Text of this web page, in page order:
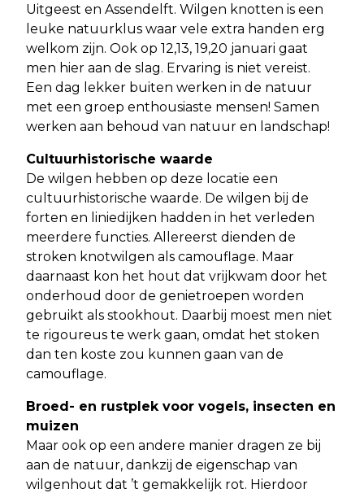
Uitgeest en Assendelft. Wilgen knotten is een
leuke natuurklus waar vele extra handen erg
welkom zijn. Ook op 12,13, 19,20 januari gaat
men hier aan de slag. Ervaring is niet vereist.
Een dag lekker buiten werken in de natuur
met een groep enthousiaste mensen! Samen
werken aan behoud van natuur en landschap!
Cultuurhistorische waarde
De wilgen hebben op deze locatie een
cultuurhistorische waarde. De wilgen bij de
forten en liniedijken hadden in het verleden
meerdere functies. Allereerst dienden de
stroken knotwilgen als camouflage. Maar
daarnaast kon het hout dat vrijkwam door het
onderhoud door de genietroepen worden
gebruikt als stookhout. Daarbij moest men niet
te rigoureus te werk gaan, omdat het stoken
dan ten koste zou kunnen gaan van de
camouflage.
Broed- en rustplek voor vogels, insecten en
muizen
Maar ook op een andere manier dragen ze bij
aan de natuur, dankzij de eigenschap van
wilgenhout dat ’t gemakkelijk rot. Hierdoor